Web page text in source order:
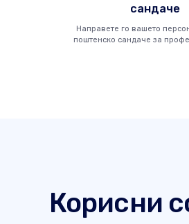
сандаче
Направете го вашето
поштенско сандаче за
Корисни